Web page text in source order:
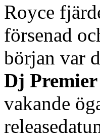
Royce
försenad
början var
Dj Premier
vakande